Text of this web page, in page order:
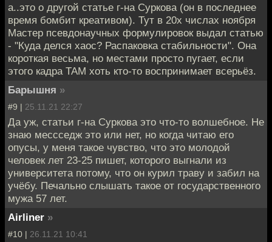
а..это о другой статье г-на Суркова (он в последнее
время бомбит креативом). Тут в 20х числах ноября
Мастер псевдонаучных формулировок выдал статью
- "Куда делся хаос? Распаковка стабильности". Она
короткая весьма, но местами просто пугает, если
этого кадра ТАМ хоть кто-то воспринимает всерьёз.
Барышня »
#9 | 25.11.21 22:27
Да уж, статьи г-на Суркова это что-то волшебное. Не
знаю мессседж это или нет, но когда читаю его
опусы, у меня такое чувство, что это молодой
человек лет 23-25 пишет, которого выгнали из
университета потому, что он курил траву и забил на
учёбу. Печально слышать такое от государственного
мужа 57 лет.
Airliner »
#10 | 26.11.21 10:41